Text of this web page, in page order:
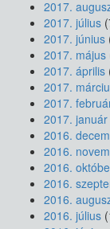
2017.
2017. július
2017. június
2017. május
2017. április
2017.
2017.
2017. január
2016.
2016.
2016.
2016.
2016.
2016. július